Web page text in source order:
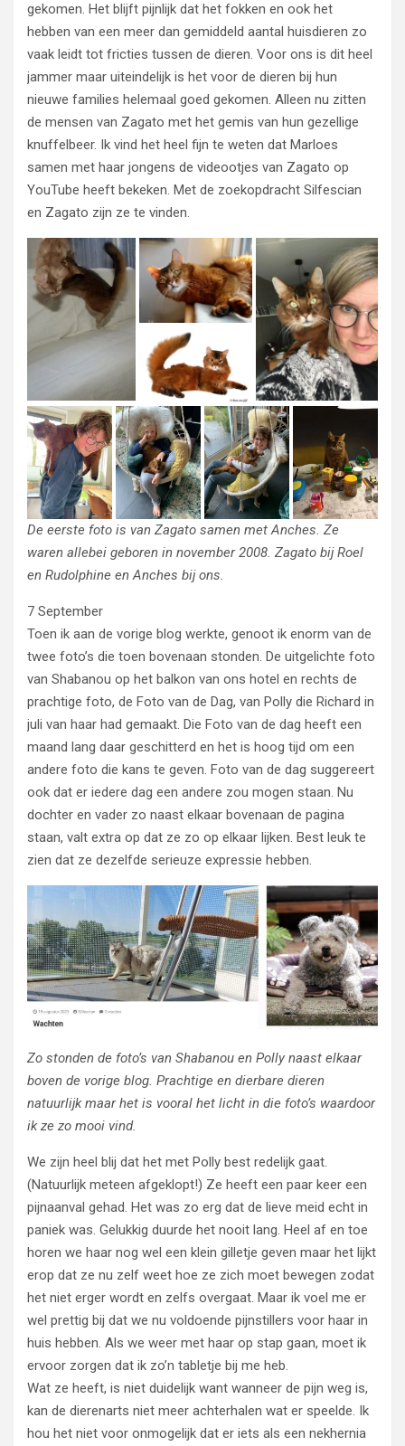
gekomen. Het blijft pijnlijk dat het fokken en ook het
hebben van een meer dan gemiddeld aantal huisdieren zo
vaak leidt tot fricties tussen de dieren. Voor ons is dit heel
jammer maar uiteindelijk is het voor de dieren bij hun
nieuwe families helemaal goed gekomen. Alleen nu zitten
de mensen van Zagato met het gemis van hun gezellige
knuffelbeer. Ik vind het heel fijn te weten dat Marloes
samen met haar jongens de videootjes van Zagato op
YouTube heeft bekeken. Met de zoekopdracht Silfescian
en Zagato zijn ze te vinden.
De eerste foto is van Zagato samen met Anches. Ze
waren allebei geboren in november 2008. Zagato bij Roel
en Rudolphine en Anches bij ons.
7 September
Toen ik aan de vorige blog werkte, genoot ik enorm van de
twee foto’s die toen bovenaan stonden. De uitgelichte foto
van Shabanou op het balkon van ons hotel en rechts de
prachtige foto, de Foto van de Dag, van Polly die Richard in
juli van haar had gemaakt. Die Foto van de dag heeft een
maand lang daar geschitterd en het is hoog tijd om een
andere foto die kans te geven. Foto van de dag suggereert
ook dat er iedere dag een andere zou mogen staan. Nu
dochter en vader zo naast elkaar bovenaan de pagina
staan, valt extra op dat ze zo op elkaar lijken. Best leuk te
zien dat ze dezelfde serieuze expressie hebben.
Zo stonden de foto’s van Shabanou en Polly naast elkaar
boven de vorige blog. Prachtige en dierbare dieren
natuurlijk maar het is vooral het licht in die foto’s waardoor
ik ze zo mooi vind.
We zijn heel blij dat het met Polly best redelijk gaat.
(Natuurlijk meteen afgeklopt!) Ze heeft een paar keer een
pijnaanval gehad. Het was zo erg dat de lieve meid echt in
paniek was. Gelukkig duurde het nooit lang. Heel af en toe
horen we haar nog wel een klein gilletje geven maar het lijkt
erop dat ze nu zelf weet hoe ze zich moet bewegen zodat
het niet erger wordt en zelfs overgaat. Maar ik voel me er
wel prettig bij dat we nu voldoende pijnstillers voor haar in
huis hebben. Als we weer met haar op stap gaan, moet ik
ervoor zorgen dat ik zo’n tabletje bij me heb.
Wat ze heeft, is niet duidelijk want wanneer de pijn weg is,
kan de dierenarts niet meer achterhalen wat er speelde. Ik
hou het niet voor onmogelijk dat er iets als een nekhernia